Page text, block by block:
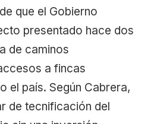
que el Gobierno
presentado hace dos
de caminos
a fincas
el país. Según Cabrera,
de tecnificación del